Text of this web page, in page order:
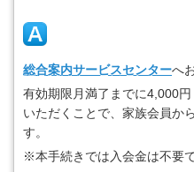
総合案内サービスセンターへ
有効期限月満了までに4,000
いただくことで、家族会員か
す。
※本手続きでは入会金は不要で